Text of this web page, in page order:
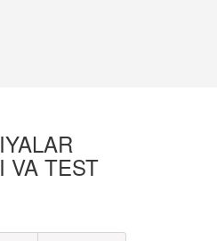
VA TEST